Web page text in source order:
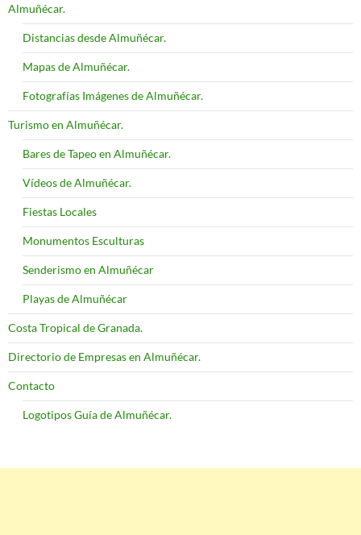
Almuñécar.
Distancias desde Almuñécar.
Mapas de Almuñécar.
Fotografías Imágenes de Almuñécar.
Turismo en Almuñécar.
Bares de Tapeo en Almuñécar.
Vídeos de Almuñécar.
Fiestas Locales
Monumentos Esculturas
Senderismo en Almuñécar
Playas de Almuñécar
Costa Tropical de Granada.
Directorio de Empresas en Almuñécar.
Contacto
Logotipos Guía de Almuñécar.